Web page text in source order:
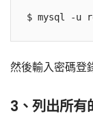
然後輸入密碼登
3、列出所有